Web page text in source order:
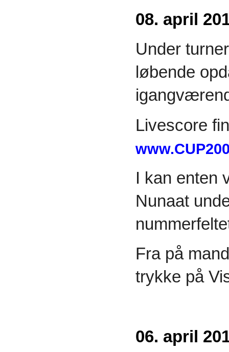
08. april
Under
løbende
Livescore
I kan enten
Nunaat
Fra på
trykke på
06. april